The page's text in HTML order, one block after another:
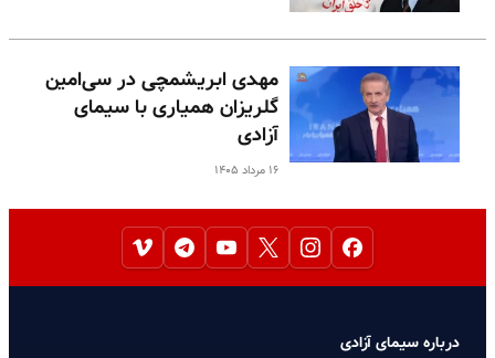
مهدی ابریشمچی در سی‌امین
گلریزان همیاری با سیمای
آزادی
۱۶ مرداد ۱۴۰۵
درباره سیمای آزادی